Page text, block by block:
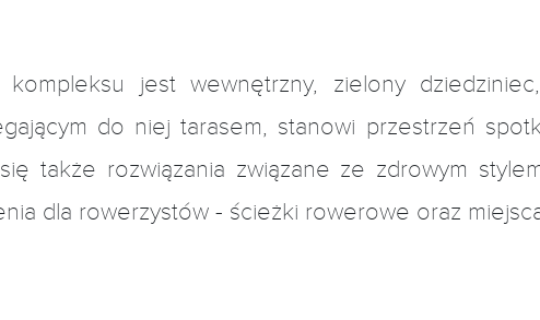
kompleksu jest wewnętrzny, zielony
do niej tarasem, stanowi przestrzeń
także rozwiązania związane ze zdrowym
dla rowerzystów - ścieżki rowerowe oraz